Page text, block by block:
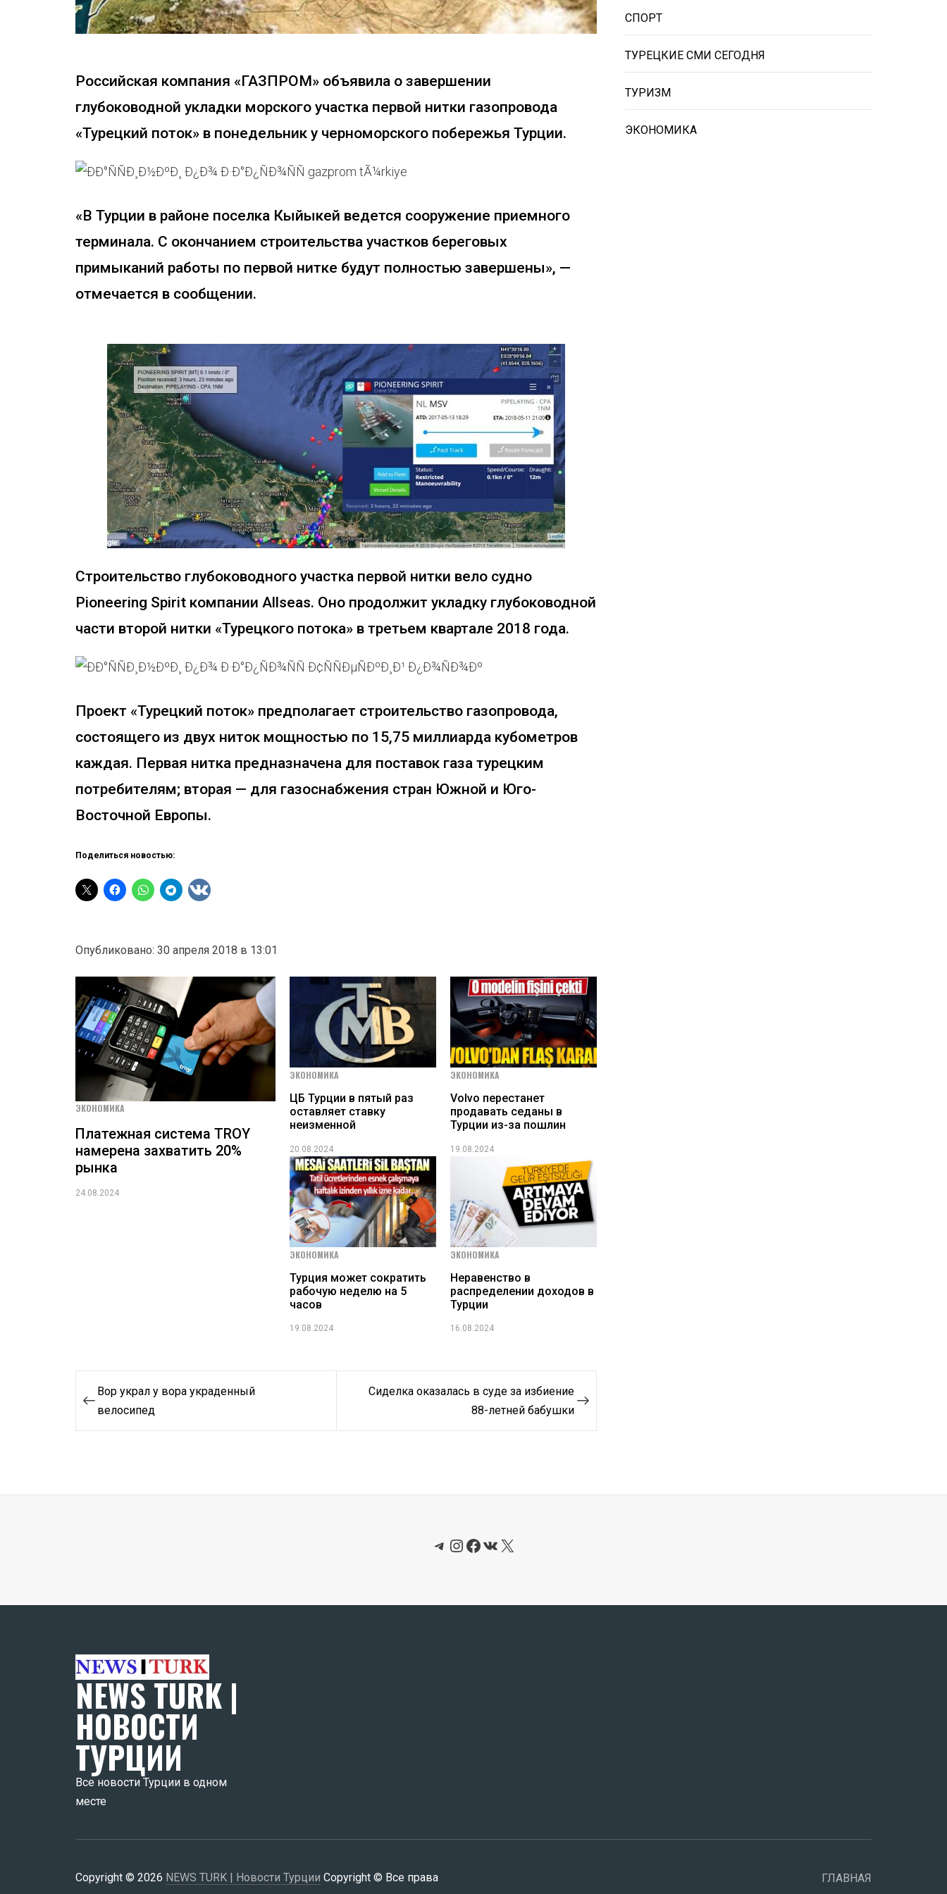
Российская компания «ГАЗПРОМ» объявила о завершении
глубоководной укладки морского участка первой нитки газопровода
«Турецкий поток» в понедельник у черноморского побережья Турции.
«В Турции в районе поселка Кыйыкей ведется сооружение приемного
терминала. С окончанием строительства участков береговых
примыканий работы по первой нитке будут полностью завершены», —
отмечается в сообщении.
Строительство глубоководного участка первой нитки вело судно
Pioneering Spirit компании Allseas. Оно продолжит укладку глубоководной
части второй нитки «Турецкого потока» в третьем квартале 2018 года.
Проект «Турецкий поток» предполагает строительство газопровода,
состоящего из двух ниток мощностью по 15,75 миллиарда кубометров
каждая. Первая нитка предназначена для поставок газа турецким
потребителям; вторая — для газоснабжения стран Южной и Юго-
Восточной Европы.
Поделиться новостью:
Опубликовано: 30 апреля 2018 в 13:01
ЭКОНОМИКА
Платежная система TROY
намерена захватить 20%
рынка
24.08.2024
ЭКОНОМИКА
ЦБ Турции в пятый раз
оставляет ставку
неизменной
20.08.2024
ЭКОНОМИКА
Volvo перестанет
продавать седаны в
Турции из-за пошлин
19.08.2024
ЭКОНОМИКА
Турция может сократить
рабочую неделю на 5
часов
19.08.2024
ЭКОНОМИКА
Неравенство в
распределении доходов в
Турции
16.08.2024
Навигация
Вор украл у вора украденный
велосипед
Сиделка оказалась в суде за избиение
88-летней бабушки
СПОРТ
ТУРЕЦКИЕ СМИ СЕГОДНЯ
ТУРИЗМ
ЭКОНОМИКА
Telegram
Instagram
Facebook
ВКонтакте
X
NEWS TURK |
НОВОСТИ
ТУРЦИИ
Все новости Турции в одном
месте
Copyright © 2026 NEWS TURK | Новости Турции Copyright © Все права
ГЛАВНАЯ